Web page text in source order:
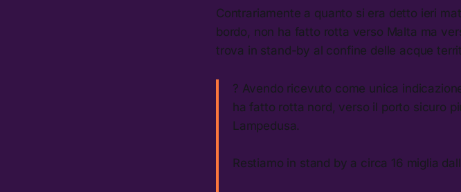
Contrariamente a quanto si era detto ieri
bordo, non ha fatto rotta verso Malta ma
trova in stand-by al confine delle acque
? Avendo ricevuto come unica
ha fatto rotta nord, verso il porto sicuro
Lampedusa.
Restiamo in stand by a circa 16 miglia